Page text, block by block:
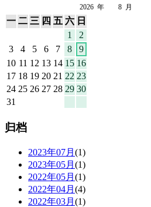
2026 年 8 月
一 二 三 四 五 六 日
1
2
3
4 5 6 7 8
9
10 11 12 13 14 15 16
17 18 19 20 21 22 23
24 25 26 27 28 29 30
31
归档
2023年07月 (1)
2023年05月 (1)
2022年05月 (1)
2022年04月 (4)
2022年03月 (1)